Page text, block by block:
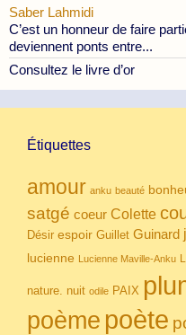
Saber Lahmidi
C’est un honneur de faire
deviennent ponts entre...
Consultez le livre d’or
Étiquettes
amour anku beauté
satgé coeur Colette
Désir espoir Guillet Guinard
lucienne Lucienne Maville-Anku
nature. nuit odile PAIX
poème poète